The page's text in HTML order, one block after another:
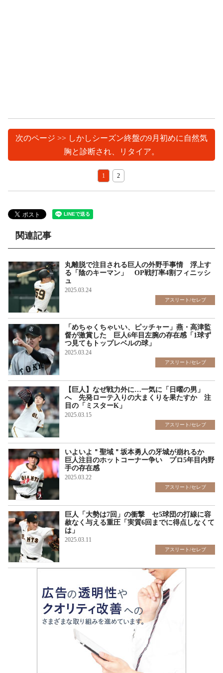
次のページ >> しかしシーズン終盤の9月初めに自然気
胸と診断され、リタイア。
1 2
関連記事
丸離脱で注目される巨人の外野手事情 浮上す
る「陰のキーマン」 OP戦打率4割フィニッシ
ュ
2025.03.24
アスリート/セレブ
「めちゃくちゃいい、ピッチャー」燕・高津監
督が激賞した 巨人6年目左腕の存在感「1球ず
つ見てもトップレベルの球」
2025.03.24
アスリート/セレブ
【巨人】なぜ戦力外に…一気に「日曜の男」
へ 先発ローテ入りの大まくりを果たすか 注
目の「ミスターK」
2025.03.15
アスリート/セレブ
いよいよ＂聖域＂坂本勇人の牙城が崩れるか
巨人注目のホットコーナー争い プロ5年目内野
手の存在感
2025.03.22
アスリート/セレブ
巨人「大勢は7回」の衝撃 セ5球団の打線に容
赦なく与える重圧「実質6回までに得点しなくて
は」
2025.03.11
アスリート/セレブ